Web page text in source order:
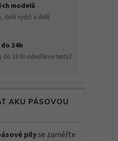
modelů
delší výdrž a delší
24h
do 13:00 odesíláme tentýž
AKU PÁSOVOU
pilyse zaměřte